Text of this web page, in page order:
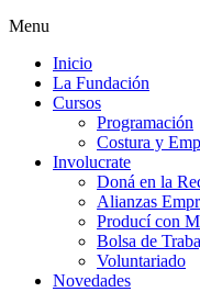
Menu
Inicio
La Fundación
Cursos
Programación
Costura y
Involucrate
Doná en la
Alianzas
Producí con
Bolsa de
Voluntariado
Novedades